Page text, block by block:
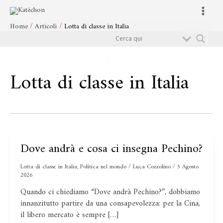
contenuto
Main
Home Articoli Lotta di classe in Italia
Lotta di classe in Italia
Dove andrà e cosa ci insegna Pechino?
Lotta di classe in Italia,Politica nel mondo/Luca Cozzolino/5 Agosto
2026
Quando ci chiediamo “Dove andrà Pechino?”, dobbiamo
innanzitutto partire da una consapevolezza: per la Cina,
il libero mercato è sempre […]
Dove
e
cosa
ci
insegna
Pechino?